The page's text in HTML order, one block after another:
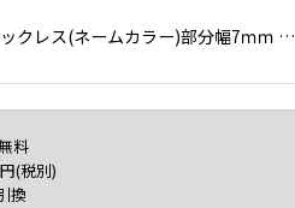
クレス(ネームカラー)部分幅7ｍｍ …
料
(税別)
換